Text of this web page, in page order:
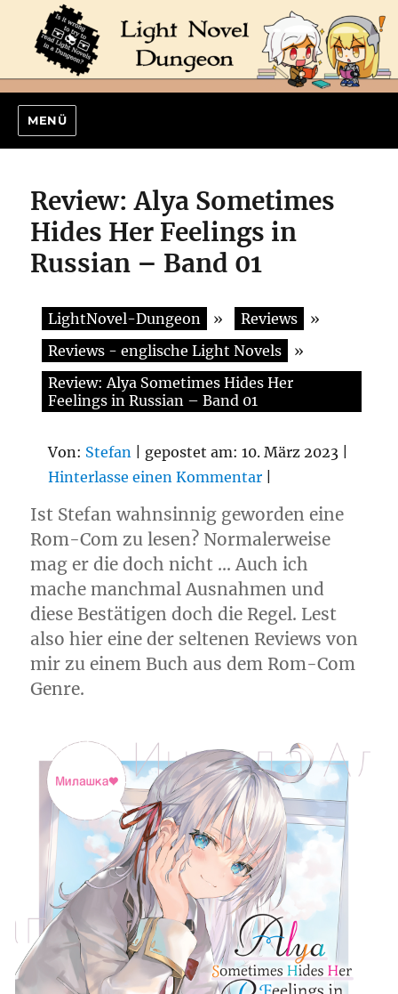
MENÜ
Review: Alya Sometimes
Hides Her Feelings in
Russian – Band 01
LightNovel-Dungeon » Reviews
»
Reviews - englische Light Novels
»
Review: Alya Sometimes Hides Her
Feelings in Russian – Band 01
Von: Stefan | gepostet am: 10. März 2023 |
Hinterlasse einen Kommentar
Ist Stefan wahnsinnig geworden eine
Rom-Com zu lesen? Normalerweise
mag er die doch nicht … Auch ich
mache manchmal Ausnahmen und
diese Bestätigen doch die Regel. Lest
also hier eine der seltenen Reviews von
mir zu einem Buch aus dem Rom-Com
Genre.